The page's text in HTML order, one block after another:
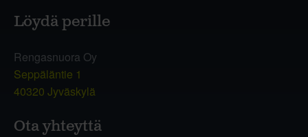
Löydä perille
Rengasnuora Oy
Seppäläntie 1
40320 Jyväskylä
Ota yhteyttä